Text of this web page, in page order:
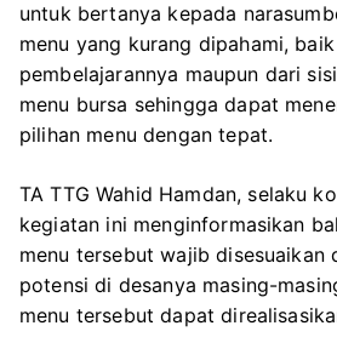
untuk bertanya kepada
menu yang kurang dipahami,
pembelajarannya maupun dari
menu bursa sehingga dapat
pilihan menu dengan tepat.
TA TTG Wahid Hamdan, selaku
kegiatan ini menginformasikan
menu tersebut wajib disesuaikan
potensi di desanya masing-
menu tersebut dapat